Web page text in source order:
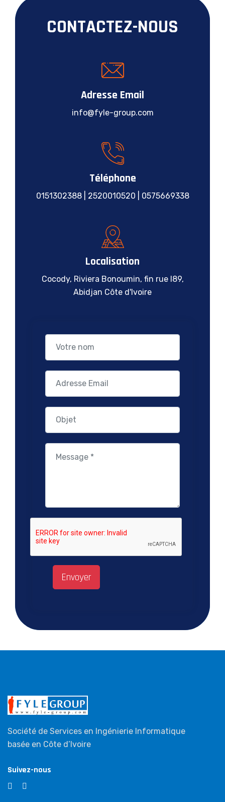
CONTACTEZ-NOUS
Adresse Email
info@fyle-group.com
Téléphone
0151302388 | 2520010520 | 0575669338
Localisation
Cocody, Riviera Bonoumin, fin rue I89,
Abidjan Côte d'Ivoire
Envoyer
Société de Services en Ingénierie Informatique
basée en Côte d’Ivoire
Suivez-nous